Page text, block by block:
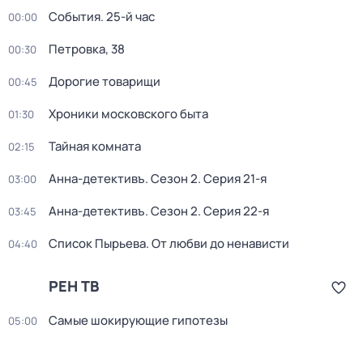
00:00 События. 25-й час
00:30 Петровка, 38
00:45 Дорогие товарищи
01:30 Хроники московского быта
02:15 Тайная комната
03:00 Анна-детективъ. Сезон 2. Серия 21-я
03:45 Анна-детективъ. Сезон 2. Серия 22-я
04:40 Список Пырьева. От любви до ненависти
РЕН ТВ
05:00 Самые шoкиpующие гипотезы